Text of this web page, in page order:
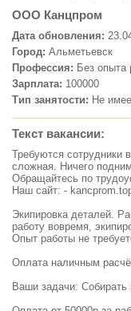
ООО Канцпром
Дата обновления:
Город: Альметьевск
Профессия: Без опыта
Зарплата: 100000
Тип занятости: Не
Текст вакансии:
Требуются сотрудники
сложная. Ничего
Обращайтесь по
Наш сайт: -
Экипировка деталей.
работу вовремя,
Опыт работы не
Оплата наличным
Ваши задачи: Собирать